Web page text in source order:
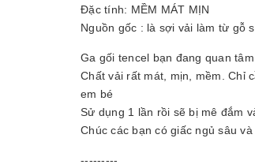
Đặc tính: MỀM MÁT MỊN
Nguồn gốc : là sợi vải làm từ gỗ
Ga gối tencel bạn đang quan
Chất vải rất mát, mịn, mềm. Chỉ
em bé
Sử dụng 1 lần rồi sẽ bị mê đắm
Chúc các bạn có giấc ngủ sâu
---------